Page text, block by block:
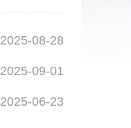
2025-08-28
2025-09-01
2025-06-23